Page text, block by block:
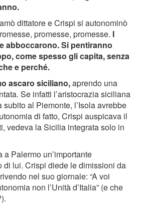
dittatore e Crispi si autonominò
promesse, promesse. I
abboccarono. Si pentiranno
come spesso gli capita, senza
e perché.
ascaro siciliano,aprendo una
Se infatti l’aristocrazia siciliana
al Piemonte, l’Isola avrebbe
di fatto, Crispi auspicava il
vedeva la Sicilia integrata solo in
Palermo un’importante
di lui. Crispi diede le dimissioni da
nel suo giornale: “A voi
non l’Unità d’Italia” (e che